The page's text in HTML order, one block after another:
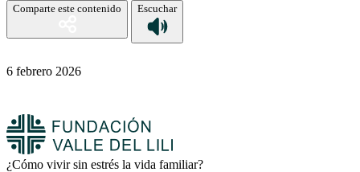
Comparte este contenido Escuchar
6 febrero 2026
¿Cómo vivir sin estrés la vida familiar?